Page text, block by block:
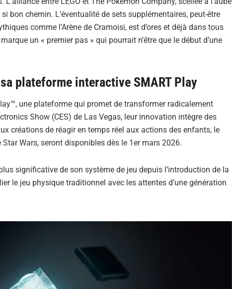
bon chemin. L’éventualité de sets supplémentaires, peut-être
comme l’Arène de Cramoisi, est d’ores et déjà dans tous
un « premier pas » qui pourrait n’être que le début d’une
plateforme interactive SMART Play
une plateforme qui promet de transformer radicalement
Show (CES) de Las Vegas, leur innovation intègre des
créations de réagir en temps réel aux actions des enfants, le
Wars, seront disponibles dès le 1er mars 2026.
significative de son système de jeu depuis l’introduction de la
le jeu physique traditionnel avec les attentes d’une génération